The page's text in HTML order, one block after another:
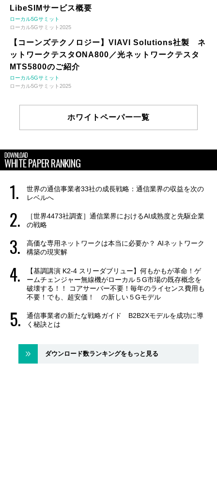
LibeSIMサービス概要
ローカル5Gサミット
ローカル5Gサミット2025
【コーンズテクノロジー】VIAVI Solutions社製 ネ
ットワークテスタONA800／光ネットワークテスタ
MTS5800のご紹介
ローカル5Gサミット
ローカル5Gサミット2025
ホワイトペーパー一覧
DOWNLOAD
WHITE PAPER RANKING
世界の通信事業者33社の成長戦略：通信業界の収益を次の
レベルへ
［世界4473社調査］通信業界におけるAI成熟度と先駆企業
の戦略
高価な専用ネットワークは本当に必要か？ AIネットワーク
構築の現実解
【基調講演 K2-4 スリーダブリュー】何もかもが革命！ゲ
ームチェンジャー無線機がローカル５G市場の既存概念を
破壊する！！ コアサーバー不要！毎年のライセンス費用も
不要！でも、超安価！ の新しい５Gモデル
通信事業者の新たな戦略ガイド B2B2Xモデルを成功に導
く秘訣とは
ダウンロード数ランキングをもっと見る